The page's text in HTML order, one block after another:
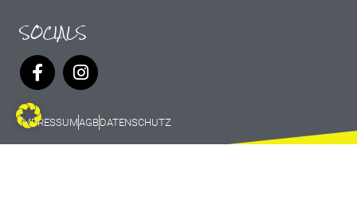
SOCIALS
IMPRESSUMAGBDATENSCHUTZ